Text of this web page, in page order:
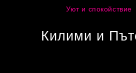
Уют и спокойствие
Килими и